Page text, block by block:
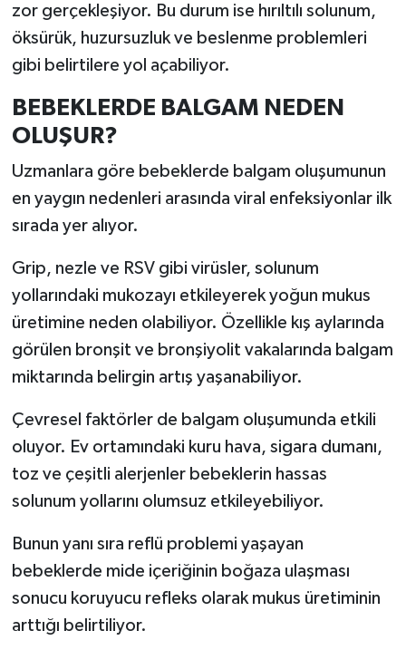
zor gerçekleşiyor. Bu durum ise hırıltılı solunum,
öksürük, huzursuzluk ve beslenme problemleri
gibi belirtilere yol açabiliyor.
BEBEKLERDE BALGAM NEDEN
OLUŞUR?
Uzmanlara göre bebeklerde balgam oluşumunun
en yaygın nedenleri arasında viral enfeksiyonlar ilk
sırada yer alıyor.
Grip, nezle ve RSV gibi virüsler, solunum
yollarındaki mukozayı etkileyerek yoğun mukus
üretimine neden olabiliyor. Özellikle kış aylarında
görülen bronşit ve bronşiyolit vakalarında balgam
miktarında belirgin artış yaşanabiliyor.
Çevresel faktörler de balgam oluşumunda etkili
oluyor. Ev ortamındaki kuru hava, sigara dumanı,
toz ve çeşitli alerjenler bebeklerin hassas
solunum yollarını olumsuz etkileyebiliyor.
Bunun yanı sıra reflü problemi yaşayan
bebeklerde mide içeriğinin boğaza ulaşması
sonucu koruyucu refleks olarak mukus üretiminin
arttığı belirtiliyor.
Sağlık
Şaphane
Simav
Spor
Teknoloji
Türkiye
Video Galeri
Yemek Tarifleri